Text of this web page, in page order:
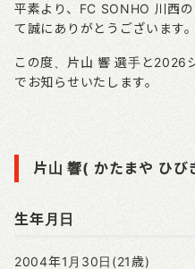
平素より、FC SONHO 川西
て誠にありがとうございます。
この度、片山 響 選手と2026
でお知らせいたします。
片山 響( かたまや ひび
生年月日
2004年1月30日(21歳)